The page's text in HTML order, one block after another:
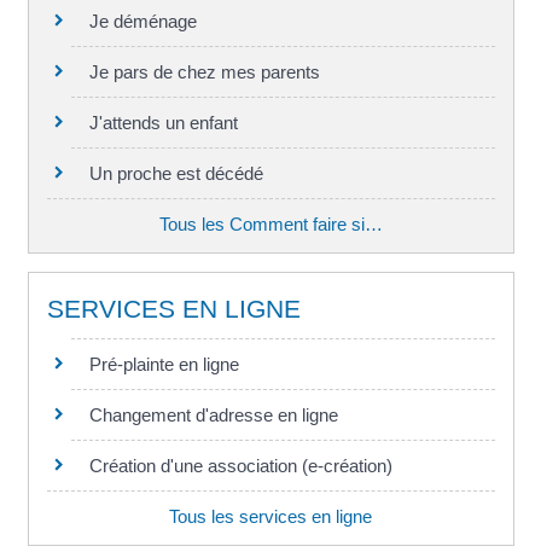
Je déménage
Je pars de chez mes parents
J'attends un enfant
Un proche est décédé
Tous les Comment faire si…
SERVICES EN LIGNE
Pré-plainte en ligne
Changement d'adresse en ligne
Création d'une association (e-création)
Tous les services en ligne